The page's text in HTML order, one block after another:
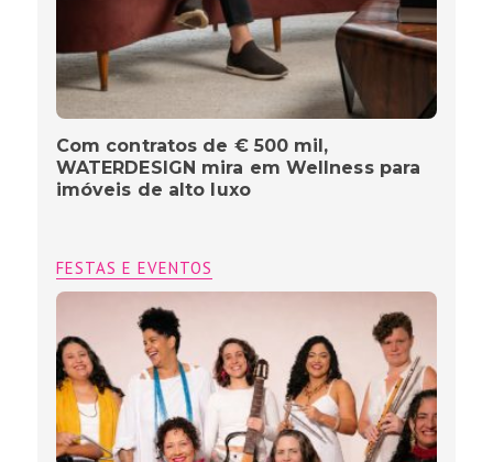
Com contratos de € 500 mil,
WATERDESIGN mira em Wellness para
imóveis de alto luxo
FESTAS E EVENTOS